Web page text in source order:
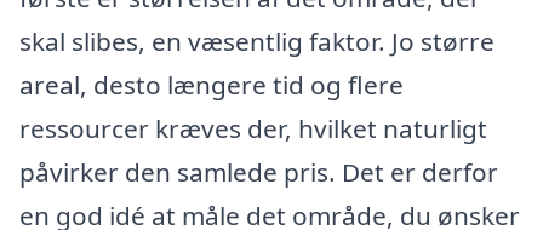
skal slibes, en væsentlig faktor. Jo større
areal, desto længere tid og flere
ressourcer kræves der, hvilket naturligt
påvirker den samlede pris. Det er derfor
en god idé at måle det område, du ønsker